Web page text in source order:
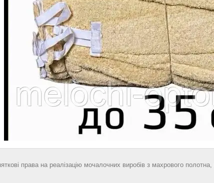
права на реалізацію мочалочних виробів з махрового полотна,